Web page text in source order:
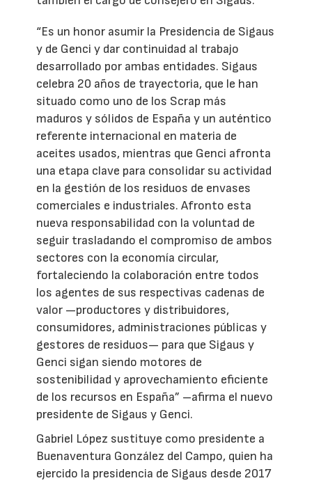
“Es un honor asumir la Presidencia de Sigaus
y de Genci y dar continuidad al trabajo
desarrollado por ambas entidades. Sigaus
celebra 20 años de trayectoria, que le han
situado como uno de los Scrap más
maduros y sólidos de España y un auténtico
referente internacional en materia de
aceites usados, mientras que Genci afronta
una etapa clave para consolidar su actividad
en la gestión de los residuos de envases
comerciales e industriales. Afronto esta
nueva responsabilidad con la voluntad de
seguir trasladando el compromiso de ambos
sectores con la economía circular,
fortaleciendo la colaboración entre todos
los agentes de sus respectivas cadenas de
valor —productores y distribuidores,
consumidores, administraciones públicas y
gestores de residuos— para que Sigaus y
Genci sigan siendo motores de
sostenibilidad y aprovechamiento eficiente
de los recursos en España” –afirma el nuevo
presidente de Sigaus y Genci.
Gabriel López sustituye como presidente a
Buenaventura González del Campo, quien ha
ejercido la presidencia de Sigaus desde 2017